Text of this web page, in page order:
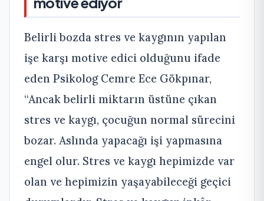
Belirli bozda stres ve kaygının yapılan
işe karşı motive edici olduğunu ifade
eden Psikolog Cemre Ece Gökpınar,
“Ancak belirli miktarın üstüne çıkan
stres ve kaygı, çocuğun normal sürecini
bozar. Aslında yapacağı işi yapmasına
engel olur. Stres ve kaygı hepimizde var
olan ve hepimizin yaşayabileceği geçici